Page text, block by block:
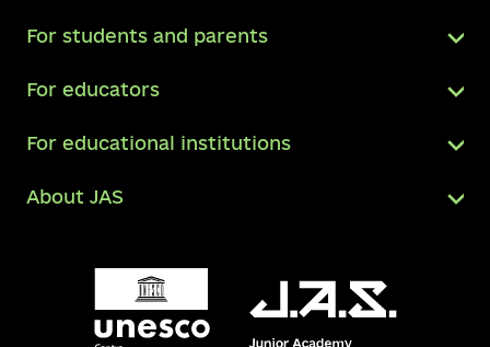
For students and parents
For educators
For educational institutions
About JAS